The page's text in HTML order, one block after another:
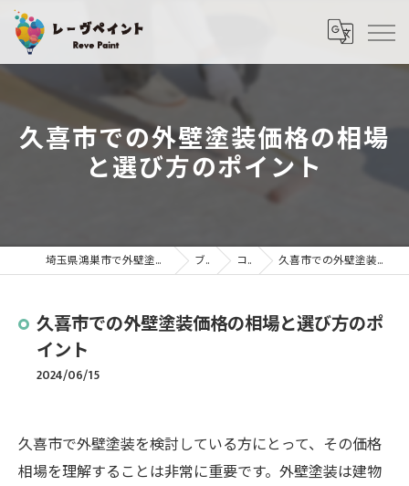
久喜市での外壁塗装価格の相場
と選び方のポイント
埼玉県鴻巣市で外壁塗装・屋根塗装ならレーヴペイント ブログ コラム 久喜市での外壁塗装価格の相場と選び方のポイント
久喜市での外壁塗装価格の相場と選び方のポ
イント
2024/06/15
久喜市で外壁塗装を検討している方にとって、その価格
相場を理解することは非常に重要です。外壁塗装は建物